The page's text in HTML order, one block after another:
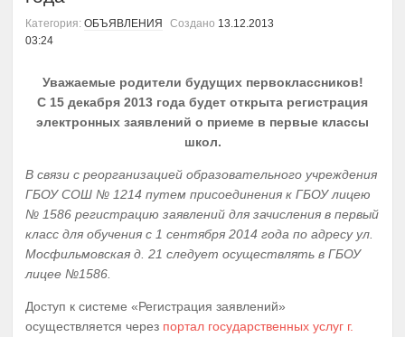
Категория: ОБЪЯВЛЕНИЯ Создано 13.12.2013
03:24
Уважаемые родители будущих первоклассников!
С 15 декабря 2013 года будет открыта регистрация
электронных заявлений о приеме в первые классы
школ.
В связи с реорганизацией образовательного учреждения
ГБОУ СОШ № 1214 путем присоединения к ГБОУ лицею
№ 1586 регистрацию заявлений для зачисления в первый
класс для обучения с 1 сентября 2014 года по адресу ул.
Мосфильмовская д. 21 следует осуществлять в ГБОУ
лицее №1586.
Доступ к системе «Регистрация заявлений»
осуществляется через портал государственных услуг г.